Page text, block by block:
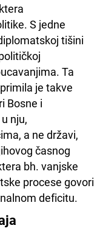
S jedne
tišini
Ta
je takve
Bosne i
nju,
a ne državi,
časnog
bh. vanjske
procese govori
deficitu.